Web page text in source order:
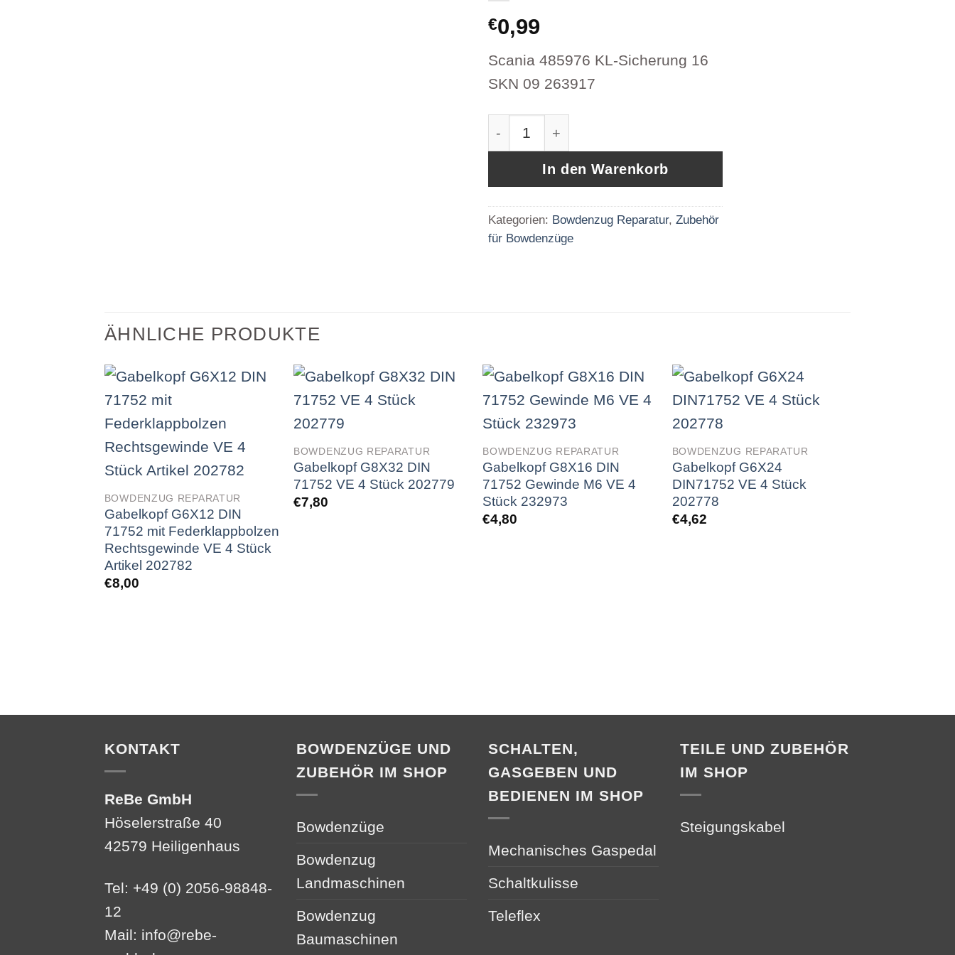
€0,99
Scania 485976 KL-Sicherung 16
SKN 09 263917
Scania 485976 KL-Sicherung 16 SKN 09 263917 Menge
In den Warenkorb
Kategorien: Bowdenzug Reparatur, Zubehör
für Bowdenzüge
ÄHNLICHE PRODUKTE
BOWDENZUG REPARATUR
Gabelkopf G6X12 DIN
71752 mit Federklappbolzen
Rechtsgewinde VE 4 Stück
Artikel 202782
€8,00
BOWDENZUG REPARATUR
Gabelkopf G8X32 DIN
71752 VE 4 Stück 202779
€7,80
BOWDENZUG REPARATUR
Gabelkopf G8X16 DIN
71752 Gewinde M6 VE 4
Stück 232973
€4,80
BOWDENZUG REPARATUR
Gabelkopf G6X24
DIN71752 VE 4 Stück
202778
€4,62
KONTAKT
ReBe GmbH
Höselerstraße 40
42579 Heiligenhaus
Tel: +49 (0) 2056-98848-
12
Mail: info@rebe-
BOWDENZÜGE UND
ZUBEHÖR IM SHOP
Bowdenzüge
Bowdenzug
Landmaschinen
Bowdenzug
Baumaschinen
SCHALTEN,
GASGEBEN UND
BEDIENEN IM SHOP
Mechanisches Gaspedal
Schaltkulisse
Teleflex
TEILE UND ZUBEHÖR
IM SHOP
Steigungskabel